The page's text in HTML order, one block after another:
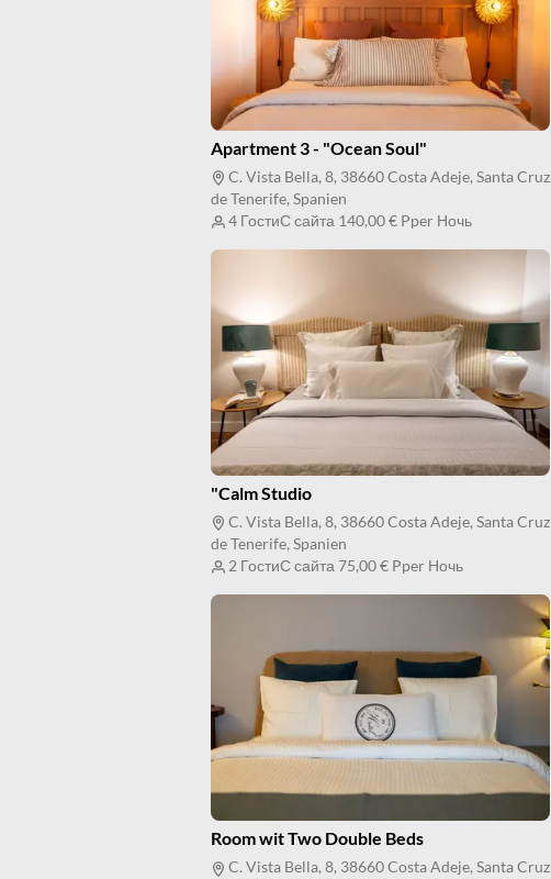
Apartment 3 - "Ocean Soul"
C. Vista Bella, 8, 38660 Costa Adeje, Santa Cruz
de Tenerife, Spanien
4 ГостиС сайта 140,00 € Pper Ночь
"Calm Studio
C. Vista Bella, 8, 38660 Costa Adeje, Santa Cruz
de Tenerife, Spanien
2 ГостиС сайта 75,00 € Pper Ночь
Room wit Two Double Beds
C. Vista Bella, 8, 38660 Costa Adeje, Santa Cruz